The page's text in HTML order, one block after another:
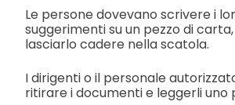
Le persone dovevano scrivere i
suggerimenti su un pezzo di
lasciarlo cadere nella scatola.
I dirigenti o il personale
ritirare i documenti e leggerli uno